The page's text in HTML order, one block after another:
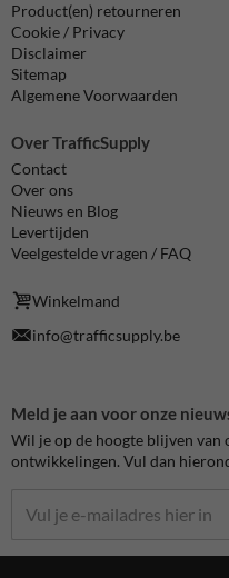
Product(en) retourneren
Cookie / Privacy
Disclaimer
Sitemap
Algemene Voorwaarden
Over TrafficSupply
Contact
Over ons
Nieuws en Blog
Levertijden
Veelgestelde vragen / FAQ
Winkelmand
info@trafficsupply.be
Meld je aan voor onze
Wil je op de hoogte blijven van
ontwikkelingen. Vul dan